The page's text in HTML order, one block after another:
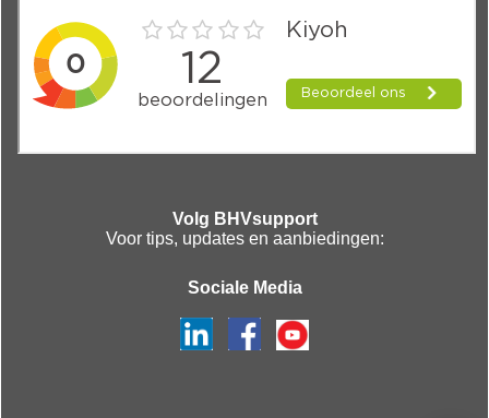
Volg BHVsupport
Voor tips, updates en aanbiedingen:
Sociale Media